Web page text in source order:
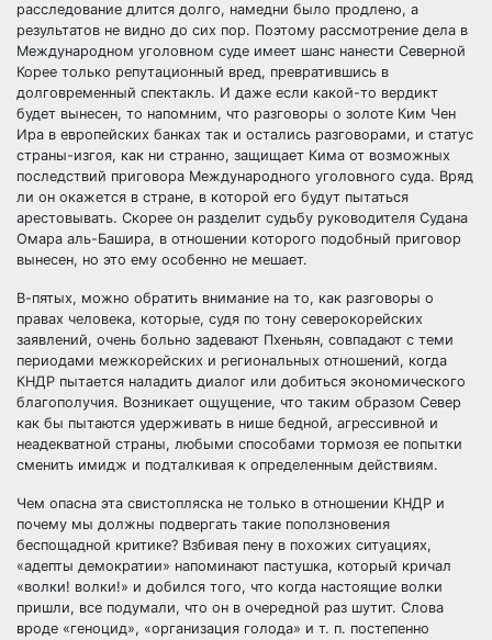
расследование длится долго, намедни было продлено, а
результатов не видно до сих пор. Поэтому рассмотрение дела в
Международном уголовном суде имеет шанс нанести Северной
Корее только репутационный вред, превратившись в
долговременный спектакль. И даже если какой-то вердикт
будет вынесен, то напомним, что разговоры о золоте Ким Чен
Ира в европейских банках так и остались разговорами, и статус
страны-изгоя, как ни странно, защищает Кима от возможных
последствий приговора Международного уголовного суда. Вряд
ли он окажется в стране, в которой его будут пытаться
арестовывать. Скорее он разделит судьбу руководителя Судана
Омара аль-Башира, в отношении которого подобный приговор
вынесен, но это ему особенно не мешает.
В-пятых, можно обратить внимание на то, как разговоры о
правах человека, которые, судя по тону северокорейских
заявлений, очень больно задевают Пхеньян, совпадают с теми
периодами межкорейских и региональных отношений, когда
КНДР пытается наладить диалог или добиться экономического
благополучия. Возникает ощущение, что таким образом Север
как бы пытаются удерживать в нише бедной, агрессивной и
неадекватной страны, любыми способами тормозя ее попытки
сменить имидж и подталкивая к определенным действиям.
Чем опасна эта свистопляска не только в отношении КНДР и
почему мы должны подвергать такие поползновения
беспощадной критике? Взбивая пену в похожих ситуациях,
«адепты демократии» напоминают пастушка, который кричал
«волки! волки!» и добился того, что когда настоящие волки
пришли, все подумали, что он в очередной раз шутит. Слова
вроде «геноцид», «организация голода» и т. п. постепенно